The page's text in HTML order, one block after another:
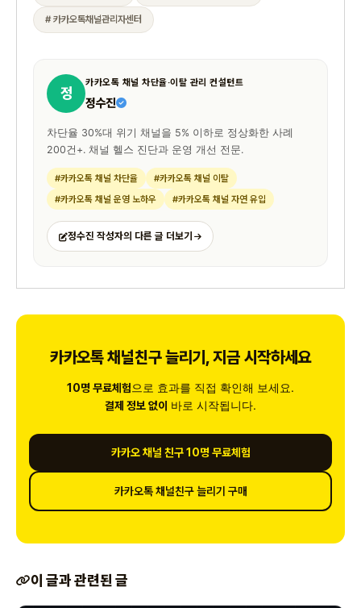
# 카카오톡채널관리자센터
정
카카오톡 채널 차단율·이탈 관리 컨설턴트
정수진
차단율 30%대 위기 채널을 5% 이하로 정상화한 사례
200건+. 채널 헬스 진단과 운영 개선 전문.
#카카오톡 채널 차단율
#카카오톡 채널 이탈
#카카오톡 채널 운영 노하우
#카카오톡 채널 자연 유입
정수진 작성자의 다른 글 더보기
카카오톡 채널친구 늘리기, 지금 시작하세요
10명 무료체험으로 효과를 직접 확인해 보세요.
결제 정보 없이 바로 시작됩니다.
카카오 채널 친구 10명 무료체험
카카오톡 채널친구 늘리기 구매
이 글과 관련된 글